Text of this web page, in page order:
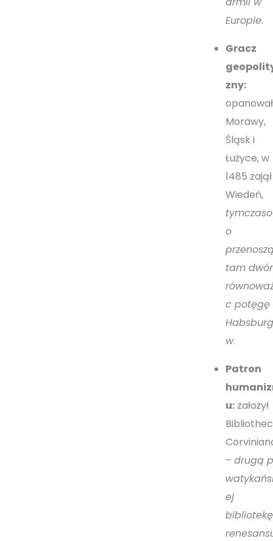
Europie.
Gracz
zny:
opanował
Morawy,
Śląsk i
Łużyce, w
1485 zajął
Wiedeń,
o
tam
c potęgę
w.
Patron
u: założył
–drugą
ej
bibliotekę